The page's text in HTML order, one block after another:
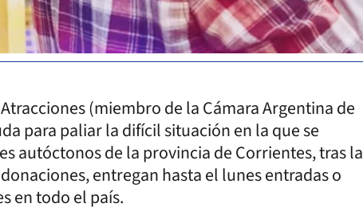
(miembro de la Cámara Argentina de
para paliar la difícil situación en la que se
autóctonos de la provincia de Corrientes, tras la
entregan hasta el lunes entradas o
en todo el país.